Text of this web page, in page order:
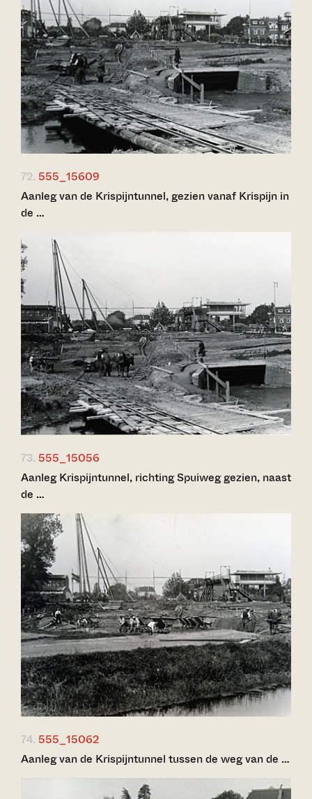
72. 555_15609
Aanleg van de Krispijntunnel, gezien vanaf Krispijn in
de …
73. 555_15056
Aanleg Krispijntunnel, richting Spuiweg gezien, naast
de …
74. 555_15062
Aanleg van de Krispijntunnel tussen de weg van de …